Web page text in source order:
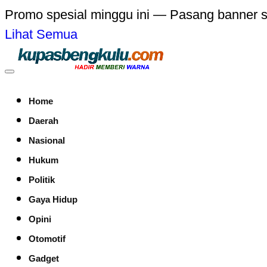
Promo spesial minggu ini — Pasang banner
Lihat Semua
Home
Daerah
Nasional
Hukum
Politik
Gaya Hidup
Opini
Otomotif
Gadget